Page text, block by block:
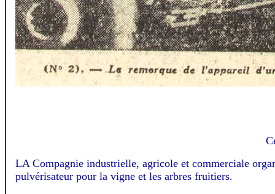
LA Compagnie industrielle, agricole et commerciale
pulvérisateur pour la vigne et les arbres fruitiers.